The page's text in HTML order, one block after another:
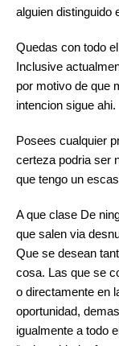
alguien distinguido
Quedas con todo
Inclusive
por motivo de que
intencion sigue ahi.
Posees cualquier
certeza podri­a ser
que tengo un
A que clase De
que salen vi­a
Que se desean
cosa. Las que se
o directamente en
oportunidad,
igualmente a todo